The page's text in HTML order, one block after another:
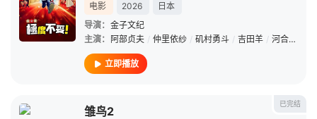
电影 2026
日本
导演： 金子文纪
主演： 阿部贞夫 / 仲里依纱 / 矶村勇斗 / 吉田羊 / 河合优实
立即播放
已完结
雏鸟2